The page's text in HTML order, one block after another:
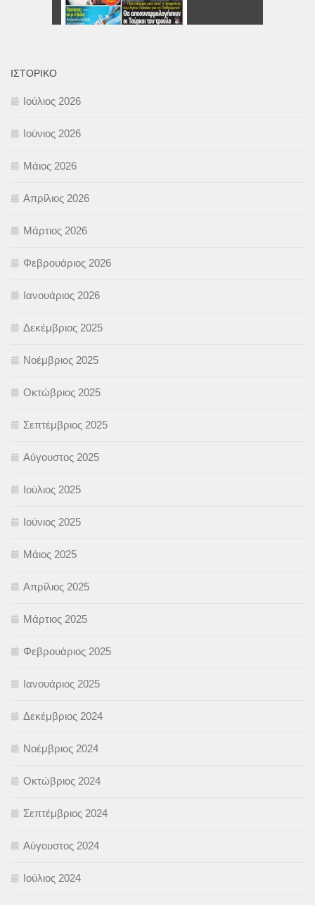
ΙΣΤΟΡΙΚΌ
Ιούλιος 2026
Ιούνιος 2026
Μάιος 2026
Απρίλιος 2026
Μάρτιος 2026
Φεβρουάριος 2026
Ιανουάριος 2026
Δεκέμβριος 2025
Νοέμβριος 2025
Οκτώβριος 2025
Σεπτέμβριος 2025
Αύγουστος 2025
Ιούλιος 2025
Ιούνιος 2025
Μάιος 2025
Απρίλιος 2025
Μάρτιος 2025
Φεβρουάριος 2025
Ιανουάριος 2025
Δεκέμβριος 2024
Νοέμβριος 2024
Οκτώβριος 2024
Σεπτέμβριος 2024
Αύγουστος 2024
Ιούλιος 2024